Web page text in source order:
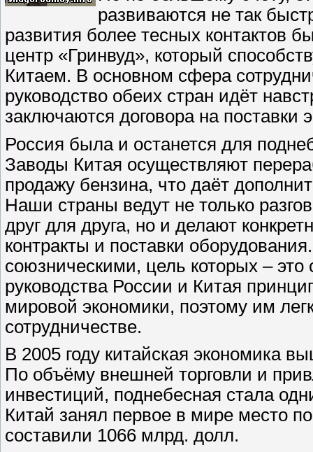
развиваются не так
развития более тесных контактов
центр «Гринвуд», который
Китаем. В основном сфера
руководство обеих стран идёт
заключаются договора на поставки
Россия была и останется для
Заводы Китая осуществляют
продажу бензина, что даёт
Наши страны ведут не только
друг для друга, но и делают
контракты и поставки
союзническими, цель которых – это
руководства России и Китая
мировой экономики, поэтому им
сотрудничестве.
В 2005 году китайская экономика
По объёму внешней торговли и
инвестиций, поднебесная стала
Китай занял первое в мире место
составили 1066 млрд. долл.